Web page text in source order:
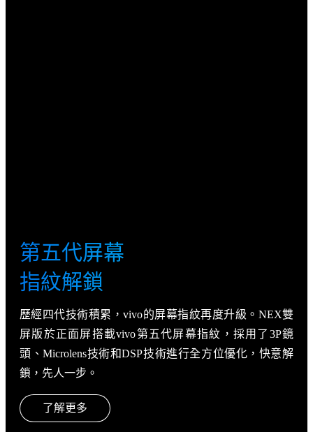
第五代屏幕
指紋解鎖
歷經四代技術積累，vivo的屏幕指紋再度升級。NEX雙
屏版於正面屏搭載vivo第五代屏幕指紋，採用了3P鏡
頭、Microlens技術和DSP技術進行全方位優化，快意解
鎖，先人一步。
了解更多